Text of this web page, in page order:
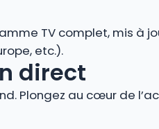
TV complet, mis à
etc.).
direct
Plongez au cœur de